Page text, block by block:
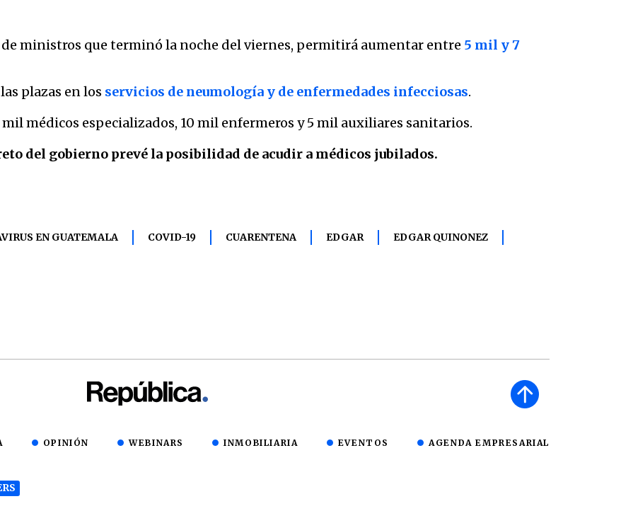
ministros que terminó la noche del viernes, permitirá aumentar entre 5 mil y 7
plazas en los servicios de neumología y de enfermedades infecciosas.
médicos especializados, 10 mil enfermeros y 5 mil auxiliares sanitarios.
del gobierno prevé la posibilidad de acudir a médicos jubilados.
EN GUATEMALA COVID-19 CUARENTENA EDGAR
EDGAR QUINONEZ
OPINIÓN WEBINARS INMOBILIARIA EVENTOS AGENDA EMPRESARIAL